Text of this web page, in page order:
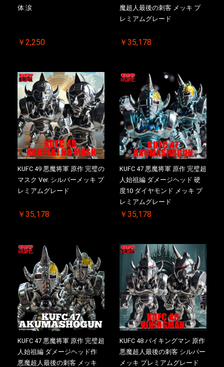
カートへ進む
体 涙
￥2,250
魔超人最後の刺客 メッキ プ
レミアムグレード
￥35,178
KUFC 49 悪魔将軍 原作 完璧の
マスク Ver. シルバーメッキ プ
レミアムグレード
￥35,178
KUFC 47 悪魔将軍 原作 完璧超
人始祖編 ダメージヘッド 硬
度10 ダイヤモンド メッキ プ
レミアムグレード
￥35,178
KUFC 47 悪魔将軍 原作 完璧超
人始祖編 ダメージヘッド作
悪魔超人最後の刺客 メッキ
KUFC 48 バイキングマン 原作
悪魔超人最後の刺客 シルバー
メッキ プレミアムグレード